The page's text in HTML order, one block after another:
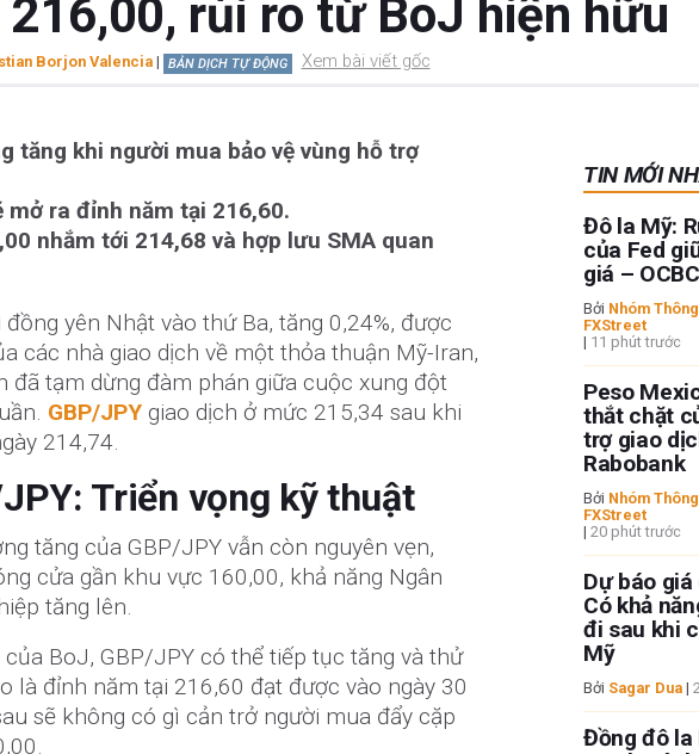
rủi ro từ BoJ hiện hữu
Borjon Valencia| BẢN DỊCH TỰ ĐỘNG Xem bài viết gốc
tăng khi người mua bảo vệ vùng hỗ trợ
mở ra đỉnh năm tại 216,60.
nhắm tới 214,68 và hợp lưu SMA quan
yên Nhật vào thứ Ba, tăng 0,24%, được
các nhà giao dịch về một thỏa thuận Mỹ-Iran,
đã tạm dừng đàm phán giữa cuộc xung đột
GBP/JPYgiao dịch ở mức 215,34 sau khi
214,74.
Triển vọng kỹ thuật
tăng của GBP/JPY vẫn còn nguyên vẹn,
cửa gần khu vực 160,00, khả năng Ngân
tăng lên.
BoJ, GBP/JPY có thể tiếp tục tăng và thử
là đỉnh năm tại 216,60 đạt được vào ngày 30
sẽ không có gì cản trở người mua đẩy cặp
TIN MỚI
Đô la Mỹ:
của Fed
giá – OCBC
Bởi Nhóm
FXStreet
| 11 phút trước
Peso
thắt chặt
trợ giao
Rabobank
Bởi Nhóm
FXStreet
| 20 phút trước
Dự báo
Có khả
đi sau khi
Mỹ
Bởi Sagar Dua|
Đồng đô la